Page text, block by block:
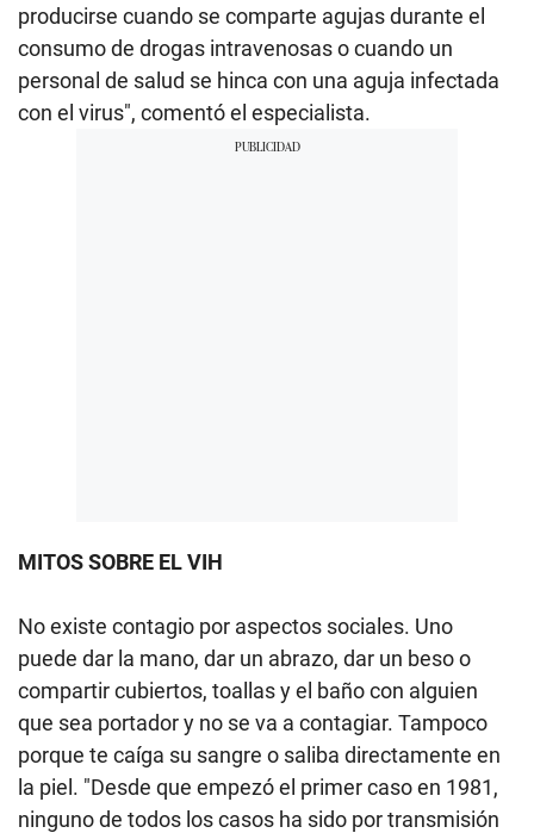
producirse cuando se comparte agujas durante el
consumo de drogas intravenosas o cuando un
personal de salud se hinca con una aguja infectada
con el virus", comentó el especialista.
MITOS SOBRE EL VIH
No existe contagio por aspectos sociales. Uno
puede dar la mano, dar un abrazo, dar un beso o
compartir cubiertos, toallas y el baño con alguien
que sea portador y no se va a contagiar. Tampoco
porque te caíga su sangre o saliba directamente en
la piel. "Desde que empezó el primer caso en 1981,
ninguno de todos los casos ha sido por transmisión